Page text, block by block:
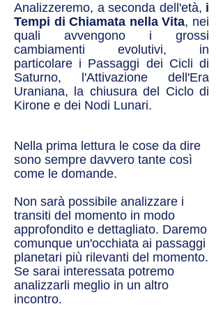
Analizzeremo, a seconda dell'età, i
Tempi di Chiamata nella Vita, nei
quali avvengono i grossi
cambiamenti evolutivi, in
particolare i Passaggi dei Cicli di
Saturno, l'Attivazione dell'Era
Uraniana, la chiusura del Ciclo di
Kirone e dei Nodi Lunari.
Nella prima lettura le cose da dire
sono sempre davvero tante così
come le domande.
Non sarà possibile analizzare i
transiti del momento in modo
approfondito e dettagliato. Daremo
comunque un'occhiata ai passaggi
planetari più rilevanti del momento.
Se sarai interessata potremo
analizzarli meglio in un altro
incontro.